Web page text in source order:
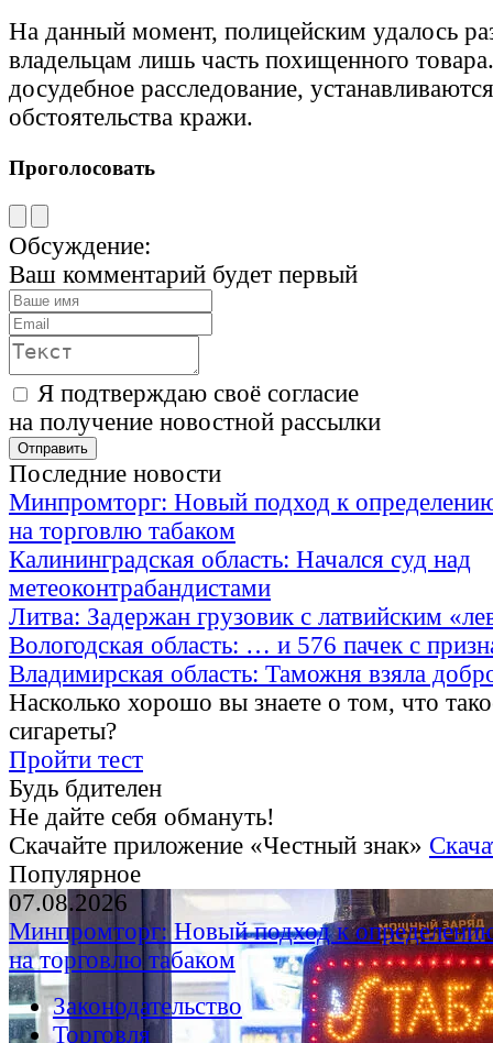
На данный момент, полицейским удалось
владельцам лишь часть похищенного
досудебное расследование,
обстоятельства кражи.
Проголосовать
Обсуждение:
Ваш комментарий будет первый
Я подтверждаю своё согласие
на получение новостной рассылки
Последние новости
Минпромторг: Новый подход к
на торговлю табаком
Калининградская область: Начался суд над
метеоконтрабандистами
Литва: Задержан грузовик с латвийским
Вологодская область: … и 576 пачек с
Владимирская область: Таможня взяла
Насколько хорошо вы знаете о том, что
сигареты?
Пройти тест
Будь бдителен
Не дайте себя обмануть!
Скачайте приложение «Честный знак»
Популярное
07.08.2026
Минпромторг: Новый подход к
на торговлю табаком
Законодательство
Торговля